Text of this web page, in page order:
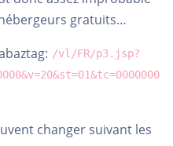
gratuits…
/vl/FR/p3.jsp?
changer suivant les